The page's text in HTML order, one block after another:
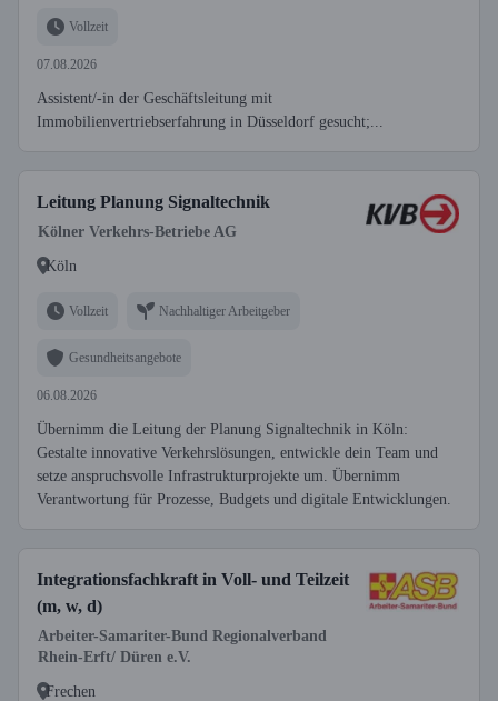
Vollzeit
07.08.2026
Assistent/-in der Geschäftsleitung mit
Immobilienvertriebserfahrung in Düsseldorf gesucht;...
Leitung Planung Signaltechnik
Kölner Verkehrs-Betriebe AG
Köln
Vollzeit Nachhaltiger Arbeitgeber
Gesundheitsangebote
06.08.2026
Übernimm die Leitung der Planung Signaltechnik in Köln:
Gestalte innovative Verkehrslösungen, entwickle dein Team und
setze anspruchsvolle Infrastrukturprojekte um. Übernimm
Verantwortung für Prozesse, Budgets und digitale Entwicklungen.
Integrationsfachkraft in Voll- und Teilzeit
(m, w, d)
Arbeiter-Samariter-Bund Regionalverband
Rhein-Erft/ Düren e.V.
Frechen